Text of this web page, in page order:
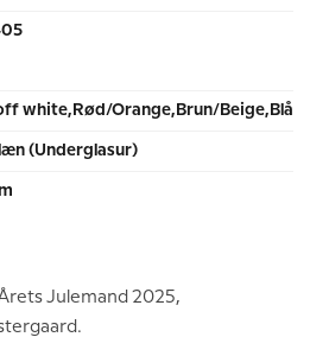
white,Rød/Orange,Brun/Beige,Blå
(Underglasur)
Julemand 2025,